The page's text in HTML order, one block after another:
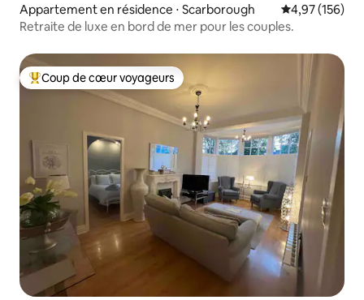
Appartement en résidence ⋅ Scarborough Évaluation
4,97 (156)
Retraite de luxe en bord de mer pour les couples.
Coups de cœur voyageurs les plus appréciés
Coup de cœur voyageurs